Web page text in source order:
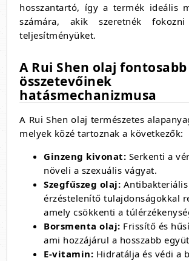
hosszantartó, így a termék ideális
számára, akik szeretnék
teljesítményüket.
A Rui Shen olaj fontosabb
összetevőinek
hatásmechanizmusa
A Rui Shen olaj természetes
melyek közé tartoznak a következők:
Ginzeng kivonat: Serkenti a
növeli a szexuális vágyat.
Szegfűszeg olaj: Antibakteriális
érzéstelenítő tulajdonságokkal
amely csökkenti a
Borsmenta olaj: Frissítő és
ami hozzájárul a hosszabb
E-vitamin: Hidratálja és védi a